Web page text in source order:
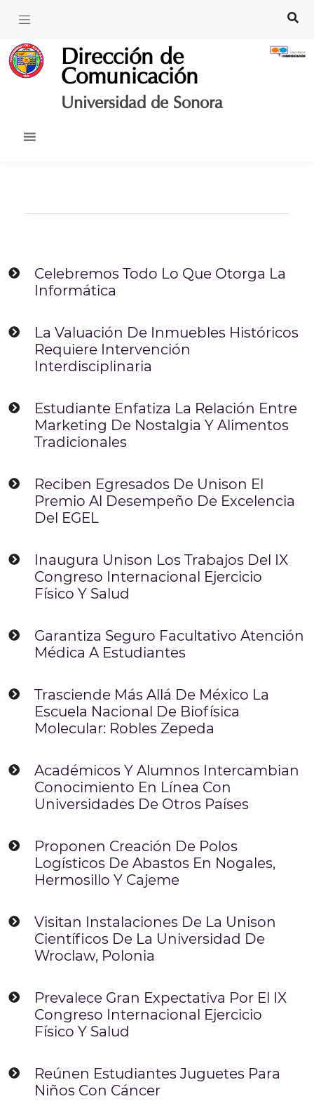
content
Dirección de
Comunicación
Universidad de Sonora
Celebremos Todo Lo Que Otorga La
Informática
La Valuación De Inmuebles Históricos
Requiere Intervención
Interdisciplinaria
Estudiante Enfatiza La Relación Entre
Marketing De Nostalgia Y Alimentos
Tradicionales
Reciben Egresados De Unison El
Premio Al Desempeño De Excelencia
Del EGEL
Inaugura Unison Los Trabajos Del IX
Congreso Internacional Ejercicio
Físico Y Salud
Garantiza Seguro Facultativo Atención
Médica A Estudiantes
Trasciende Más Allá De México La
Escuela Nacional De Biofísica
Molecular: Robles Zepeda
Académicos Y Alumnos Intercambian
Conocimiento En Línea Con
Universidades De Otros Países
Proponen Creación De Polos
Logísticos De Abastos En Nogales,
Hermosillo Y Cajeme
Visitan Instalaciones De La Unison
Científicos De La Universidad De
Wroclaw, Polonia
Prevalece Gran Expectativa Por El IX
Congreso Internacional Ejercicio
Físico Y Salud
Reúnen Estudiantes Juguetes Para
Niños Con Cáncer